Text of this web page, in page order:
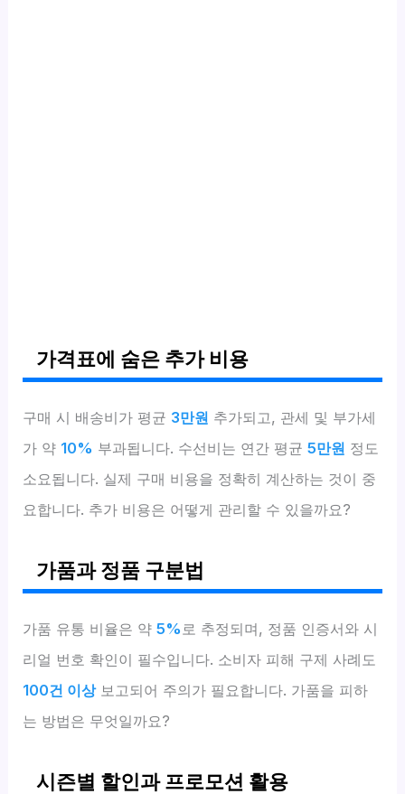
가격표에 숨은 추가 비용
구매 시 배송비가 평균 3만원 추가되고, 관세 및 부가세
가 약 10% 부과됩니다. 수선비는 연간 평균5만원 정도
소요됩니다. 실제 구매 비용을 정확히 계산하는 것이 중
요합니다. 추가 비용은 어떻게 관리할 수 있을까요?
가품과 정품 구분법
가품 유통 비율은 약5% 로 추정되며, 정품 인증서와 시
리얼 번호 확인이 필수입니다. 소비자 피해 구제 사례도
100건 이상보고되어 주의가 필요합니다. 가품을 피하
는 방법은 무엇일까요?
시즌별 할인과 프로모션 활용